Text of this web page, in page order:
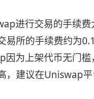
进行交易的手续费
易所的手续费约为
因为上架代币无门槛
，建议在Uniswap